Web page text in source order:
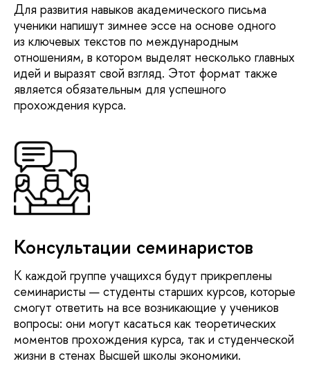
Для развития навыков академического письма
ученики напишут зимнее эссе на основе одного
из ключевых текстов по международным
отношениям, в котором выделят несколько главных
идей и выразят свой взгляд. Этот формат также
является обязательным для успешного
прохождения курса.
Консультации семинаристов
К каждой группе учащихся будут прикреплены
семинаристы — студенты старших курсов, которые
смогут ответить на все возникающие у учеников
вопросы: они могут касаться как теоретических
моментов прохождения курса, так и студенческой
жизни в стенах Высшей школы экономики.